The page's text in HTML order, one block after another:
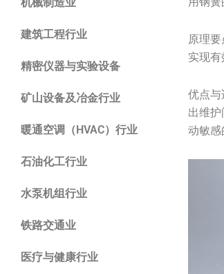
机械制造业
建筑工程行业
精密仪器与实验设备
矿山设备及冶金行业
暖通空调（HVAC）行业
石油化工行业
水泵机组行业
铁路交通业
医疗与健康行业
原理
实现有
优点
出维
动敏感